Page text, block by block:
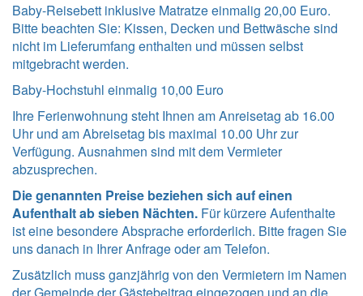
Baby-Reisebett inklusive Matratze einmalig 20,00 Euro.
Bitte beachten Sie: Kissen, Decken und Bettwäsche sind
nicht im Lieferumfang enthalten und müssen selbst
mitgebracht werden.
Baby-Hochstuhl einmalig 10,00 Euro
Ihre Ferienwohnung steht Ihnen am Anreisetag ab 16.00
Uhr und am Abreisetag bis maximal 10.00 Uhr zur
Verfügung. Ausnahmen sind mit dem Vermieter
abzusprechen.
Die genannten Preise beziehen sich auf einen
Aufenthalt ab sieben Nächten. Für kürzere Aufenthalte
ist eine besondere Absprache erforderlich. Bitte fragen Sie
uns danach in Ihrer Anfrage oder am Telefon.
Zusätzlich muss ganzjährig von den Vermietern im Namen